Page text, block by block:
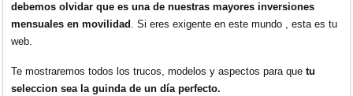
debemos olvidar que es una de nuestras mayores inversiones
mensuales en movilidad . Si eres exigente en este mundo , esta es tu
web.
Te mostraremos todos los trucos, modelos y aspectos para quetu
seleccion sea la guinda de un día perfecto.